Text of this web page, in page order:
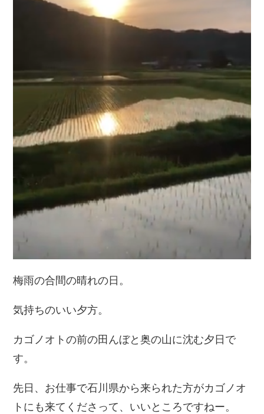
梅雨の合間の晴れの日。
気持ちのいい夕方。
カゴノオトの前の田んぼと奥の山に沈む夕日で
す。
先日、お仕事で石川県から来られた方がカゴノオ
トにも来てくださって、いいところですねー。